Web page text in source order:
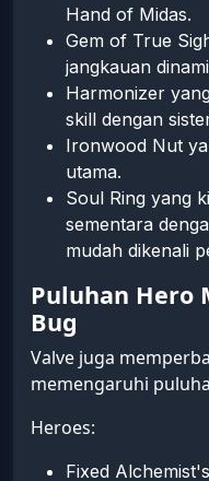
Hand of Midas.
Gem of True
jangkauan
Harmonizer
skill dengan
Ironwood Nut
utama.
Soul Ring yang
sementara
mudah dikenali
Puluhan Hero
Bug
Valve juga
memengaruhi
Heroes:
Fixed